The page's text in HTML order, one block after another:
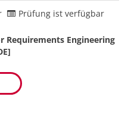
Prüfung ist verfügbar
Requirements Engineering